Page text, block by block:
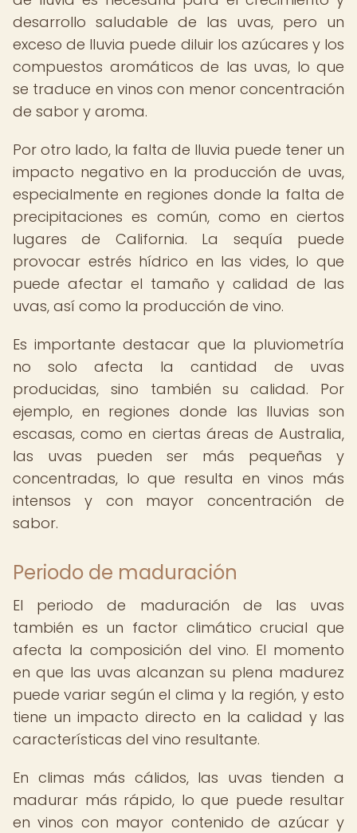
desarrollo saludable de las uvas, pero un
exceso de lluvia puede diluir los azúcares y los
compuestos aromáticos de las uvas, lo que
se traduce en vinos con menor concentración
de sabor y aroma.
Por otro lado, la falta de lluvia puede tener un
impacto negativo en la producción de uvas,
especialmente en regiones donde la falta de
precipitaciones es común, como en ciertos
lugares de California. La sequía puede
provocar estrés hídrico en las vides, lo que
puede afectar el tamaño y calidad de las
uvas, así como la producción de vino.
Es importante destacar que la pluviometría
no solo afecta la cantidad de uvas
producidas, sino también su calidad. Por
ejemplo, en regiones donde las lluvias son
escasas, como en ciertas áreas de Australia,
las uvas pueden ser más pequeñas y
concentradas, lo que resulta en vinos más
intensos y con mayor concentración de
sabor.
Periodo de maduración
El periodo de maduración de las uvas
también es un factor climático crucial que
afecta la composición del vino. El momento
en que las uvas alcanzan su plena madurez
puede variar según el clima y la región, y esto
tiene un impacto directo en la calidad y las
características del vino resultante.
En climas más cálidos, las uvas tienden a
madurar más rápido, lo que puede resultar
en vinos con mayor contenido de azúcar y